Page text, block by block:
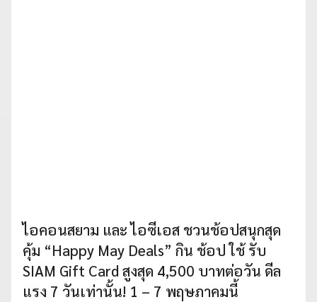
ไอคอนสยาม และ ไอซีเอส ชวนช้อปสนุกสุด
คุ้ม “Happy May Deals” กิน ช้อป ใช้ รับ
SIAM Gift Card สูงสุด 4,500 บาทต่อวัน ดีล
แรง 7 วันเท่านั้น! 1 – 7 พฤษภาคมนี้